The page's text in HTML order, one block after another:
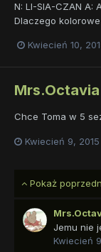
N: LI-SIA-CZAN A:
Dlaczego kolorowe
Kwiecień 10,
Mrs.Octavia
Chce Toma w 5
Kwiecień 9, 2015
Pokaż
Jemu nie
Kwiecień